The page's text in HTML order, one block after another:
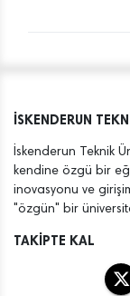
İSKENDERUN
İskenderun Teknik
kendine özgü bir
inovasyonu ve
"özgün" bir
TAKİPTE KAL